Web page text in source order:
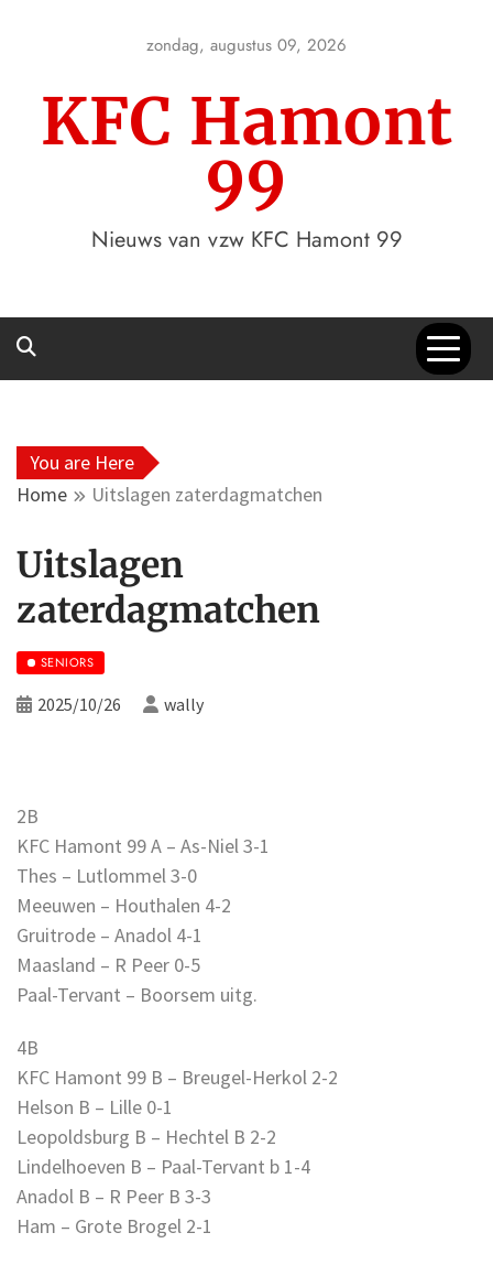
zondag, augustus 09, 2026
KFC Hamont
99
Nieuws van vzw KFC Hamont 99
You are Here
Home
Uitslagen zaterdagmatchen
Uitslagen
zaterdagmatchen
SENIORS
2025/10/26 wally
2B
KFC Hamont 99 A – As-Niel 3-1
Thes – Lutlommel 3-0
Meeuwen – Houthalen 4-2
Gruitrode – Anadol 4-1
Maasland – R Peer 0-5
Paal-Tervant – Boorsem uitg.
4B
KFC Hamont 99 B – Breugel-Herkol 2-2
Helson B – Lille 0-1
Leopoldsburg B – Hechtel B 2-2
Lindelhoeven B – Paal-Tervant b 1-4
Anadol B – R Peer B 3-3
Ham – Grote Brogel 2-1